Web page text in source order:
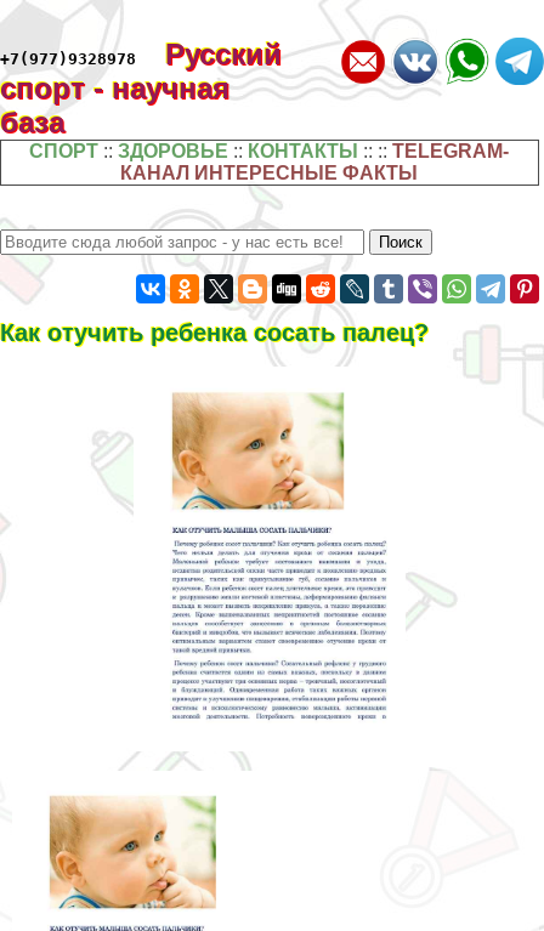
+7(977)9328978
Русский
спорт - научная
база
СПОРТ ::ЗДОРОВЬЕ :: КОНТАКТЫ :: ::TELEGRAM-
КАНАЛ ИНТЕРЕСНЫЕ ФАКТЫ
Как отучить ребенка сосать палец?